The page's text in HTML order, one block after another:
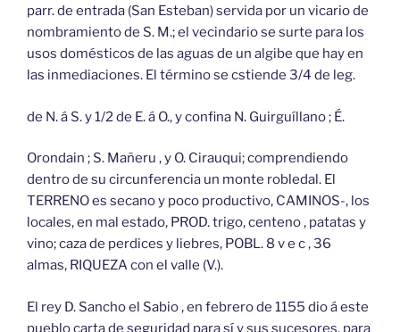
parr. de entrada (San Esteban) servida por un vicario de
nombramiento de S. M.; el vecindario se surte para los
usos domésticos de las aguas de un algibe que hay en
las inmediaciones. El término se cstiende 3/4 de leg.
de N. á S. y 1/2 de E. á O., y confina N. Guirguíllano ; É.
Orondain ; S. Mañeru , y O. Cirauqui; comprendiendo
dentro de su circunferencia un monte robledal. El
TERRENO es secano y poco productivo, CAMINOS-, los
locales, en mal estado, PROD. trigo, centeno , patatas y
vino; caza de perdices y liebres, POBL. 8 v e c , 36
almas, RIQUEZA con el valle (V.).
El rey D. Sancho el Sabio , en febrero de 1155 dio á este
pueblo carta de seguridad para sí y sus sucesores, para